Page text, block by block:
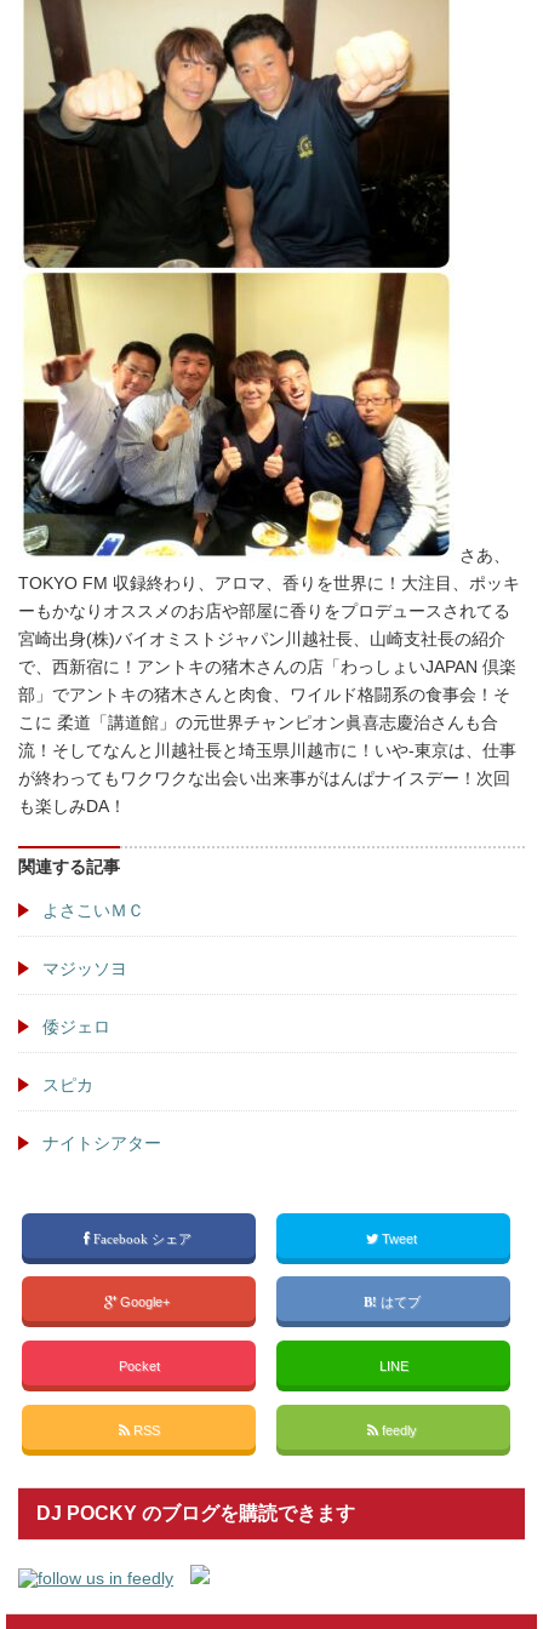
さあ、
TOKYO FM 収録終わり、アロマ、香りを世界に！大注目、ポッキ
ーもかなりオススメのお店や部屋に香りをプロデュースされてる
宮崎出身(株)バイオミストジャパン川越社長、山崎支社長の紹介
で、西新宿に！アントキの猪木さんの店「わっしょいJAPAN 倶楽
部」でアントキの猪木さんと肉食、ワイルド格闘系の食事会！そ
こに 柔道「講道館」の元世界チャンピオン眞喜志慶治さんも合
流！そしてなんと川越社長と埼玉県川越市に！いや-東京は、仕事
が終わってもワクワクな出会い出来事がはんぱナイスデー！次回
も楽しみDA！
関連する記事
よさこいＭＣ
マジッソヨ
倭ジェロ
スピカ
ナイトシアター
Facebook シェア Tweet
Google+ はてブ
Pocket LINE
RSS feedly
DJ POCKY のブログを購読できます